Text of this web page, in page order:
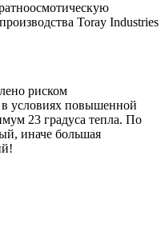
Toray Industries
риском
в условиях повышенной
23 градуса тепла. По
иначе большая